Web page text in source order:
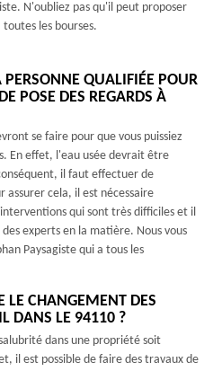
N'oubliez pas qu'il peut proposer
les bourses.
QUALIFIÉE POUR
POSE DES REGARDS À
se faire pour que vous puissiez
En effet, l'eau usée devrait être
il faut effectuer de
cela, il est nécessaire
qui sont très difficiles et il
experts en la matière. Nous vous
Paysagiste qui a tous les
LE CHANGEMENT DES
DANS LE 94110 ?
dans une propriété soit
il est possible de faire des travaux de